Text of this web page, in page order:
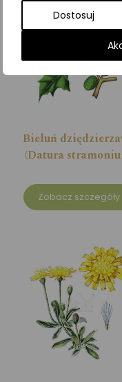
Dostosuj
Bieluń
(Datura
Zobacz szczegóły